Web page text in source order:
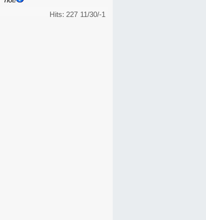
11/30/-1
Hits: 227